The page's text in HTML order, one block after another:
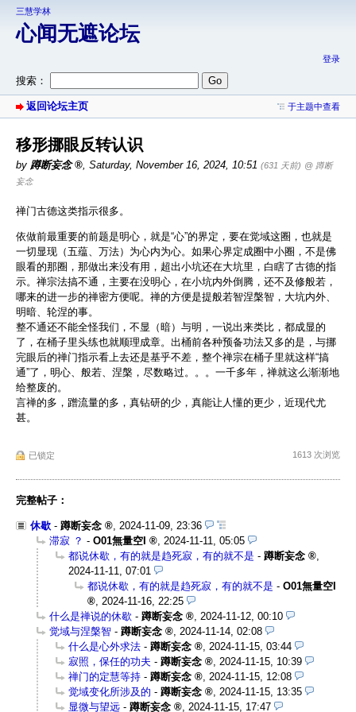
三慧学林
心闻无遮论坛
登录
搜索：
返回论坛主页 于主题中查看
移形挪眼反转认识
by 蹲断妄念 , Saturday, November 16, 2024, 10:51 (631 天前) @ 蹲断
妄念
禅门古德这类指示很多。
依做前最重要的前题是明心，就是“心”的界定，要在觉域这圈，也就是
一切显现（五蕴、万法）为心内为心。如果心界定成圈中小圈，不是佛
眼看的那圈，那做出来没有用，超出小坑还在大坑里，白瞎了古德的指
示。禅宗法搞不通，主要在没明心，在小坑内外倒腾，还不及修般若，
哪来的进一步的禅密方便呢。禅的方便是提般若智涅槃智，大坑内外、
明暗、轮涅的事。
整不通还不能全怪我们，不显（暗）与明，一说出来类比，都成显的
了，在桶子里头练也就顺理成章。出桶前各种预备功法又多的是，与挪
完眼后的禅门指示看上去还是基乎不差，整个禅宗在桶子里就这样“搞
通”了，明心、般若、涅槃，尽数略过。。。一千多年，禅就这么渐渐地
给整废的。
言禅的多，蹭流量的多，真钻研的少，真能让人懂的更少，近现代尤
甚。
已锁定 1613 次浏览
完整帖子：
休歇 - 蹲断妄念
2024-11-09, 23:36
滞寂 ？ - O01無量空I
2024-11-11, 05:05
都说休歇，有的就是趋死寂，有的就不是 - 蹲断妄念
2024-11-11, 07:01
都说休歇，有的就是趋死寂，有的就不是 - O01無量空I
2024-11-16, 22:25
什么是禅说的休歇 - 蹲断妄念
2024-11-12, 00:10
觉域与涅槃智 - 蹲断妄念
2024-11-14, 02:08
什么是心外求法 - 蹲断妄念
2024-11-15, 03:44
寂照，保任的功夫 - 蹲断妄念
2024-11-15, 10:39
禅门的定慧等持 - 蹲断妄念
2024-11-15, 12:08
觉域变化所涉及的 - 蹲断妄念
2024-11-15, 13:35
显微与望远 - 蹲断妄念 2024-11-15, 17:47